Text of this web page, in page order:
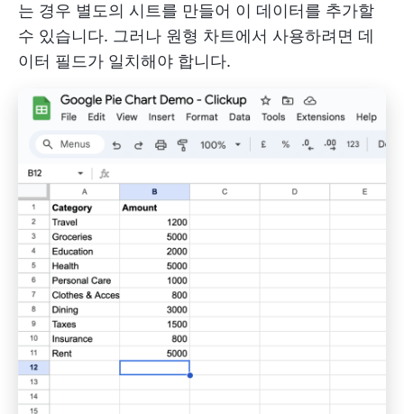
는 경우 별도의 시트를 만들어 이 데이터를 추가할
수 있습니다. 그러나 원형 차트에서 사용하려면 데
이터 필드가 일치해야 합니다.